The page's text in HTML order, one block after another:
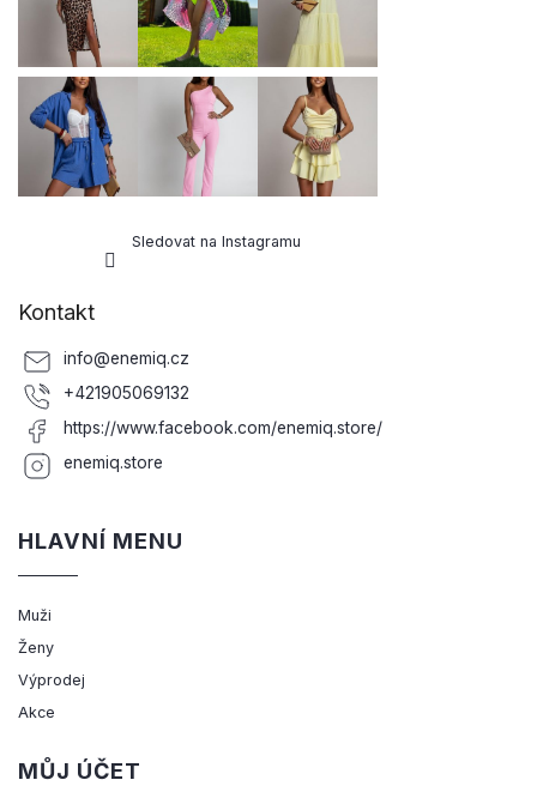
Sledovat na Instagramu
Kontakt
info@enemiq.cz
+421905069132
https://www.facebook.com/enemiq.store/
enemiq.store
HLAVNÍ MENU
Muži
Ženy
Výprodej
Akce
MŮJ ÚČET